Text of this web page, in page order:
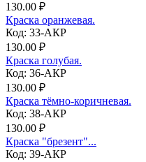
130.00 ₽
Краска оранжевая.
Код: 33-АКР
130.00 ₽
Краска голубая.
Код: 36-АКР
130.00 ₽
Краска тёмно-коричневая.
Код: 38-АКР
130.00 ₽
Краска "брезент"...
Код: 39-АКР